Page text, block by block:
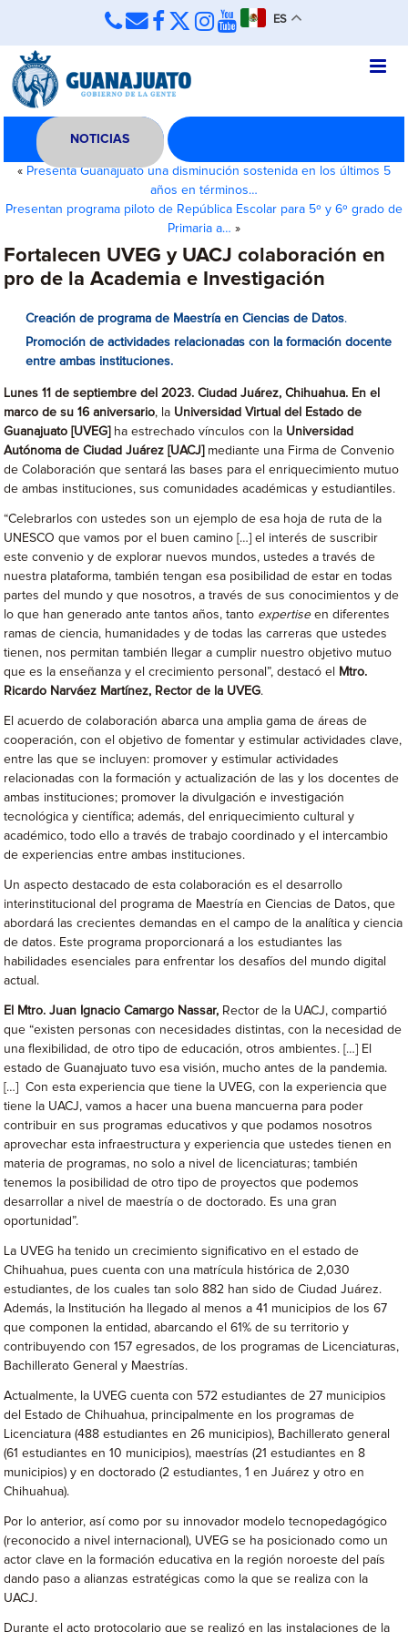
ES
NOTICIAS
« Presenta Guanajuato una disminución sostenida en los últimos 5
años en términos…
Presentan programa piloto de República Escolar para 5º y 6º grado de
Primaria a… »
Fortalecen UVEG y UACJ colaboración en
pro de la Academia e Investigación
Creación de programa de Maestría en Ciencias de Datos.
Promoción de actividades relacionadas con la formación docente
entre ambas instituciones.
Lunes 11 de septiembre del 2023. Ciudad Juárez, Chihuahua. En el
marco de su 16 aniversario, la Universidad Virtual del Estado de
Guanajuato [UVEG]
ha estrechado vínculos con la Universidad
Autónoma de Ciudad Juárez [UACJ] mediante una Firma de Convenio
de Colaboración que sentará las bases para el enriquecimiento mutuo
de ambas instituciones, sus comunidades académicas y estudiantiles.
“Celebrarlos con ustedes son un ejemplo de esa hoja de ruta de la
UNESCO que vamos por el buen camino […] el interés de suscribir
este convenio y de explorar nuevos mundos, ustedes a través de
nuestra plataforma, también tengan esa posibilidad de estar en todas
partes del mundo y que nosotros, a través de sus conocimientos y de
lo que han generado ante tantos años, tanto expertiseen diferentes
ramas de ciencia, humanidades y de todas las carreras que ustedes
tienen, nos permitan también llegar a cumplir nuestro objetivo mutuo
que es la enseñanza y el crecimiento personal”, destacó el
Mtro.
Ricardo Narváez Martínez, Rector de la UVEG.
El acuerdo de colaboración abarca una amplia gama de áreas de
cooperación, con el objetivo de fomentar y estimular actividades clave,
entre las que se incluyen: promover y estimular actividades
relacionadas con la formación y actualización de las y los docentes de
ambas instituciones; promover la divulgación e investigación
tecnológica y científica; además, del enriquecimiento cultural y
académico, todo ello a través de trabajo coordinado y el intercambio
de experiencias entre ambas instituciones.
Un aspecto destacado de esta colaboración es el desarrollo
interinstitucional del programa de Maestría en Ciencias de Datos, que
abordará las crecientes demandas en el campo de la analítica y ciencia
de datos. Este programa proporcionará a los estudiantes las
habilidades esenciales para enfrentar los desafíos del mundo digital
actual.
El Mtro. Juan Ignacio Camargo Nassar, Rector de la UACJ, compartió
que “existen personas con necesidades distintas, con la necesidad de
una flexibilidad, de otro tipo de educación, otros ambientes. […] El
estado de Guanajuato tuvo esa visión, mucho antes de la pandemia.
[…] Con esta experiencia que tiene la UVEG, con la experiencia que
tiene la UACJ, vamos a hacer una buena mancuerna para poder
contribuir en sus programas educativos y que podamos nosotros
aprovechar esta infraestructura y experiencia que ustedes tienen en
materia de programas, no solo a nivel de licenciaturas; también
tenemos la posibilidad de otro tipo de proyectos que podemos
desarrollar a nivel de maestría o de doctorado. Es una gran
oportunidad”.
La UVEG ha tenido un crecimiento significativo en el estado de
Chihuahua, pues cuenta con una matrícula histórica de 2,030
estudiantes, de los cuales tan solo 882 han sido de Ciudad Juárez.
Además, la Institución ha llegado al menos a 41 municipios de los 67
que componen la entidad, abarcando el 61% de su territorio y
contribuyendo con 157 egresados, de los programas de Licenciaturas,
Bachillerato General y Maestrías.
Actualmente, la UVEG cuenta con 572 estudiantes de 27 municipios
del Estado de Chihuahua, principalmente en los programas de
Licenciatura (488 estudiantes en 26 municipios), Bachillerato general
(61 estudiantes en 10 municipios), maestrías (21 estudiantes en 8
municipios) y en doctorado (2 estudiantes, 1 en Juárez y otro en
Chihuahua).
Por lo anterior, así como por su innovador modelo tecnopedagógico
(reconocido a nivel internacional), UVEG se ha posicionado como un
actor clave en la formación educativa en la región noroeste del país
dando paso a alianzas estratégicas como la que se realiza con la
UACJ.
Durante el acto protocolario que se realizó en las instalaciones de la